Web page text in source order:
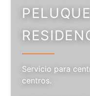
Servicio para
centros.